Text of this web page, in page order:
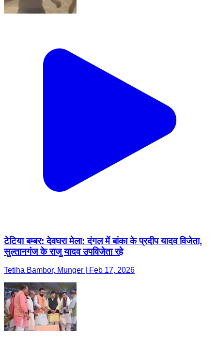
टेटिया बम्बर: देवघरा मेला: दंगल में बांका के प्रदीप यादव विजेता,
सुल्तानगंज के राजु यादव उपविजेता रहे
Tetiha Bambor, Munger | Feb 17, 2026